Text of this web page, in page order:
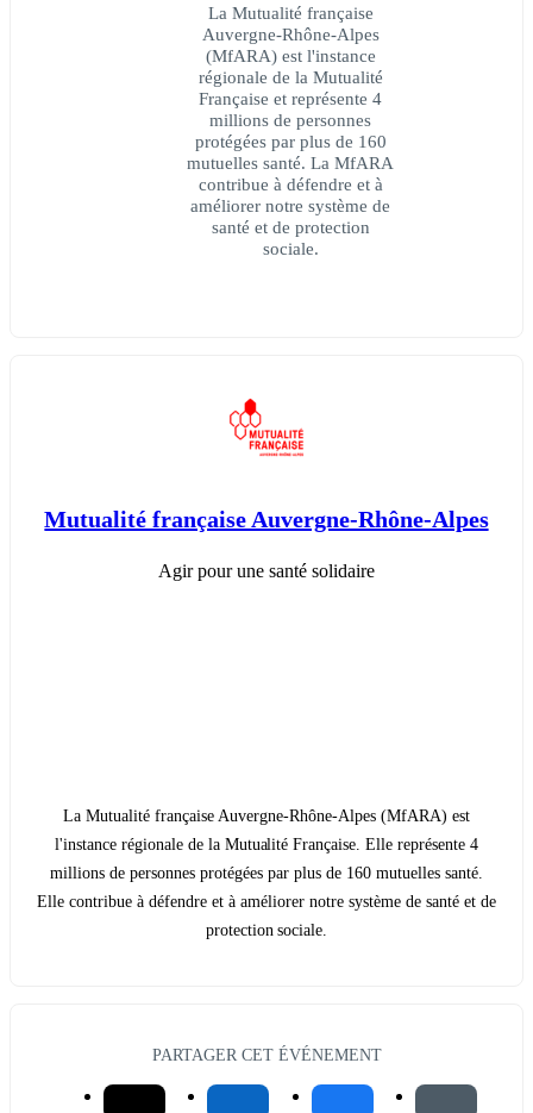
La Mutualité française
Auvergne-Rhône-Alpes
(MfARA) est l'instance
régionale de la Mutualité
Française et représente 4
millions de personnes
protégées par plus de 160
mutuelles santé. La MfARA
contribue à défendre et à
améliorer notre système de
santé et de protection
sociale.
Mutualité française Auvergne-Rhône-Alpes
Agir pour une santé solidaire
La Mutualité française Auvergne-Rhône-Alpes (MfARA) est
l'instance régionale de la Mutualité Française. Elle représente 4
millions de personnes protégées par plus de 160 mutuelles santé.
Elle contribue à défendre et à améliorer notre système de santé et de
protection sociale.
PARTAGER CET ÉVÉNEMENT